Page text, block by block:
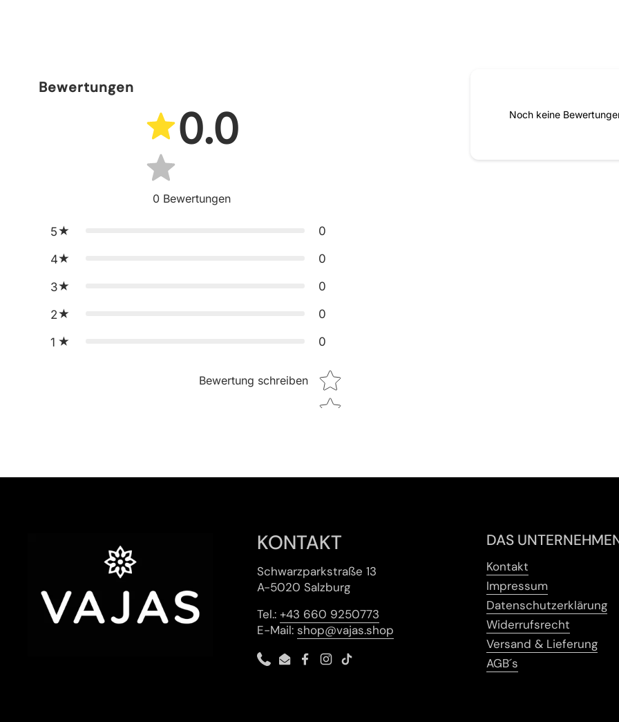
Bewertungen
0.0
0 Bewertungen
5 0
4 0
3 0
2 0
1 0
Bewertung schreiben Star rating
Noch keine
KONTAKT
Schwarzparkstraße 13
A-5020 Salzburg
Tel.: +43 660 9250773
E-Mail: shop@vajas.shop
PhoneEmailFacebook
Instagram
TikTok
DAS
Kontakt
Impressum
Datenschutzerklärung
Widerrufsrecht
Versand & Lieferung
AGB´s